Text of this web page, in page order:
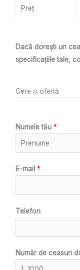
Preț
Dacă dorești un
specificațiile tale,
Cere o ofertă
Numele tău*
E-mail*
Telefon
Număr de ceasuri